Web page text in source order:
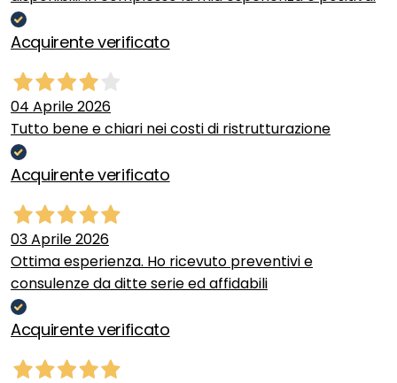
Acquirente verificato
04 Aprile 2026
Tutto bene e chiari nei costi di ristrutturazione
Acquirente verificato
03 Aprile 2026
Ottima esperienza. Ho ricevuto preventivi e
consulenze da ditte serie ed affidabili
Acquirente verificato